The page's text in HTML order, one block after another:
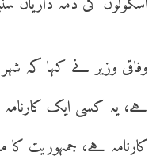
ہے، یہ کسی ایک
کارنامہ ہے، جمہوریت